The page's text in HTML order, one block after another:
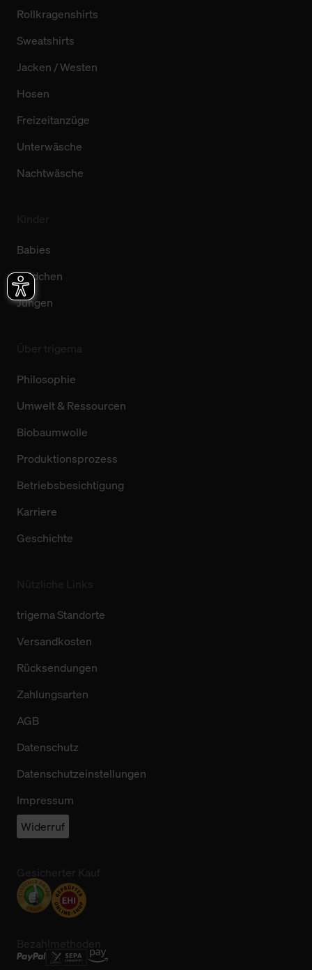
Rollkragenshirts
Sweatshirts
Jacken / Westen
Hosen
Freizeitanzüge
Unterwäsche
Nachtwäsche
Babies
Mädchen
Jungen
Philosophie
Umwelt & Ressourcen
Biobaumwolle
Produktionsprozess
Betriebsbesichtigung
Karriere
Geschichte
trigema Standorte
Versandkosten
Rücksendungen
Zahlungsarten
AGB
Datenschutz
Datenschutzeinstellungen
Impressum
Widerruf